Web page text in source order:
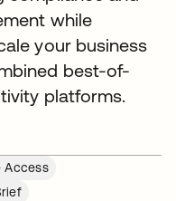
while
your business
best-of-
platforms.
Access